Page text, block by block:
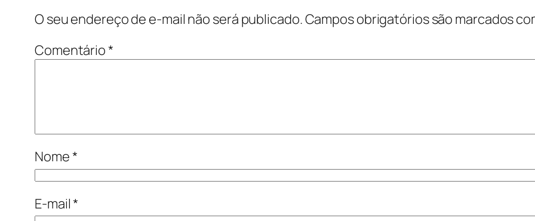
O seu endereço de e-mail não será publicado.Campos obrigatórios são marcados
Comentário*
Nome*
E-mail*